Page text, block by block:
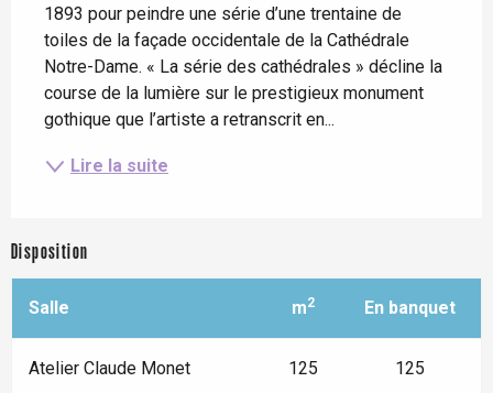
1893 pour peindre une série d’une trentaine de
toiles de la façade occidentale de la Cathédrale
Notre-Dame. « La série des cathédrales » décline la
course de la lumière sur le prestigieux monument
gothique que l’artiste a retranscrit en...
Lire la suite
Disposition
Salle m2 En banquet
Atelier Claude Monet 125 125